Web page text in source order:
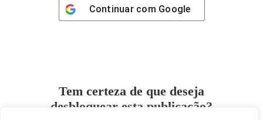
Continuar com Google
Tem certeza de que deseja
desbloquear esta publicação?